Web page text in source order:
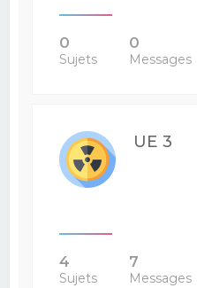
0
Sujets
0
Messages
UE 3
4
Sujets
7
Messages